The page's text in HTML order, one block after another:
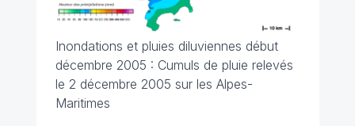
Inondations et pluies diluviennes début
décembre 2005 : Cumuls de pluie relevés
le 2 décembre 2005 sur les Alpes-
Maritimes